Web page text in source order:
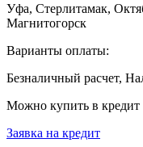
Уфа, Стерлитамак,
Магнитогорск
Варианты оплаты:
Безналичный расчет,
Можно купить в кредит
Заявка на кредит